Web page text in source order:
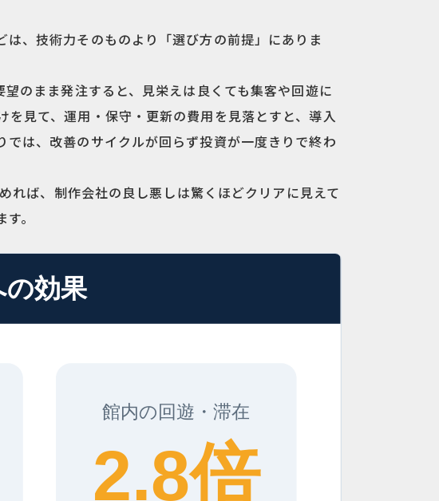
、技術力そのものより「選び方の前提」にありま
のまま発注すると、見栄えは良くても集客や回遊に
を見て、運用・保守・更新の費用を見落とすと、導入
では、改善のサイクルが回らず投資が一度きりで終わ
ば、制作会社の良し悪しは驚くほどクリアに見えて
。